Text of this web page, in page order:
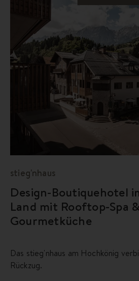
stieg'nhaus
Design-Boutiquehotel
Land mit Rooftop-Spa &
Gourmetküche
Das stieg'nhaus am Hochkönig
Rückzug.